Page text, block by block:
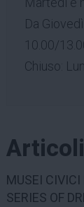
Da
10.00/
Chiuso:
MUSEI CIVICI
SERIES OF